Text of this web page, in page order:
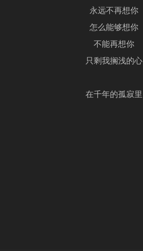
永远不再想你
怎么能够想你
不能再想你
只剩我搁浅的心
在千年的孤寂里